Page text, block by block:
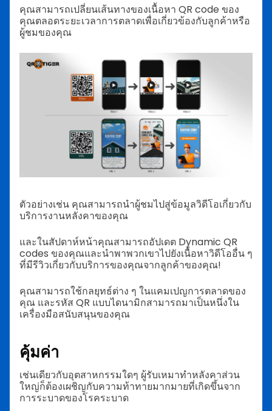
คุณสามารถเปลี่ยนเส้นทางของเนื้อหา QR code ของ
คุณตลอดระยะเวลาการตลาดเพื่อเกี่ยวข้องกับลูกค้าหรือ
ผู้ชมของคุณ
ตัวอย่างเช่น คุณสามารถนำผู้ชมไปสู่ข้อมูลวิดีโอเกี่ยวกับ
บริการงานหลังคาของคุณ
และในสัปดาห์หน้าคุณสามารถอัปเดต Dynamic QR
codes ของคุณและนำพาพวกเขาไปยังเนื้อหาวิดีโออื่น ๆ
ที่มีรีวิวเกี่ยวกับบริการของคุณจากลูกค้าของคุณ!
คุณสามารถใช้กลยุทธ์ต่าง ๆ ในแคมเปญการตลาดของ
คุณ และรหัส QR แบบไดนามิกสามารถมาเป็นหนึ่งใน
เครื่องมือสนับสนุนของคุณ
คุ้มค่า
เช่นเดียวกับอุตสาหกรรมใดๆ ผู้รับเหมาทำหลังคาส่วน
ใหญ่ก็ต้องเผชิญกับความท้าทายมากมายที่เกิดขึ้นจาก
การระบาดของโรคระบาด